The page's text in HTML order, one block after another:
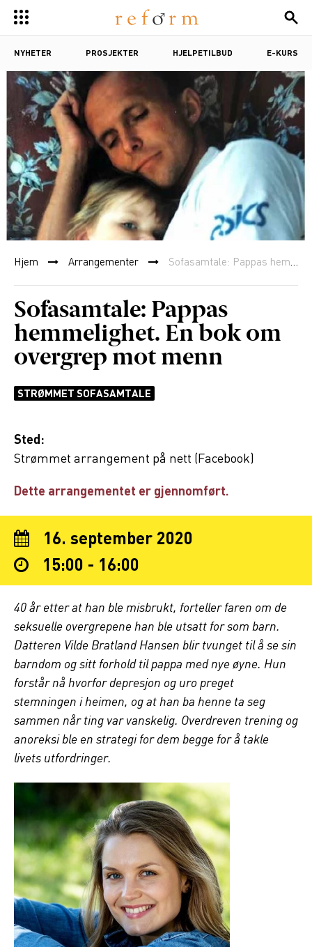
NYHETER PROSJEKTER HJELPETILBUD E-KURS
Hjem Arrangementer Sofasamtale: Pappas hemmelighet. En bok om overgrep mot menn
Sofasamtale: Pappas
hemmelighet. En bok om
overgrep mot menn
STRØMMET SOFASAMTALE
Sted:
Strømmet arrangement på nett (Facebook)
Dette arrangementet er gjennomført.
16. september 2020
15:00 - 16:00
40 år etter at han ble misbrukt, forteller faren om de
seksuelle overgrepene han ble utsatt for som barn.
Datteren Vilde Bratland Hansen blir tvunget til å se sin
barndom og sitt forhold til pappa med nye øyne. Hun
forstår nå hvorfor depresjon og uro preget
stemningen i heimen, og at han ba henne ta seg
sammen når ting var vanskelig. Overdreven trening og
anoreksi ble en strategi for dem begge for å takle
livets utfordringer.